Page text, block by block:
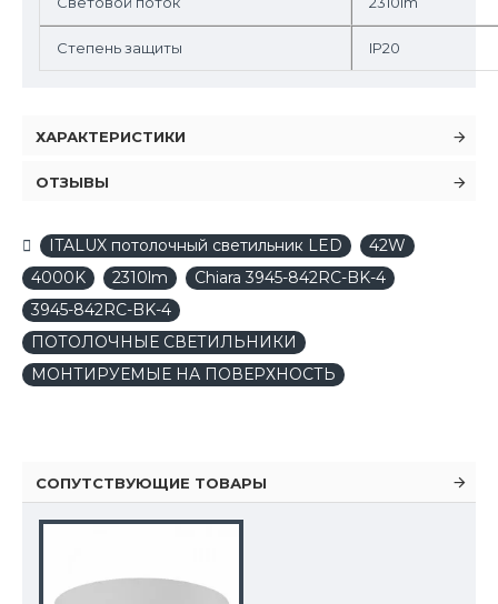
Степень защиты IP20
ХАРАКТЕРИСТИКИ
ОТЗЫВЫ
ITALUX потолочный светильник LED
42W
4000K
2310lm
Chiara 3945-842RC-BK-4
3945-842RC-BK-4
ПОТОЛОЧНЫЕ СВЕТИЛЬНИКИ
МОНТИРУЕМЫЕ НА ПОВЕРХНОСТЬ
СОПУТСТВУЮЩИЕ ТОВАРЫ